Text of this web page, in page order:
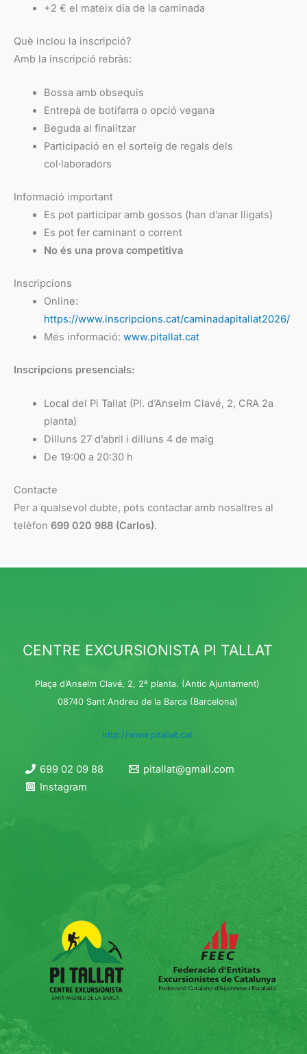
+2 € el mateix dia de la caminada
Què inclou la inscripció?
Amb la inscripció rebràs:
Bossa amb obsequis
Entrepà de botifarra o opció vegana
Beguda al finalitzar
Participació en el sorteig de regals dels
col·laboradors
Informació important
Es pot participar amb gossos (han d’anar lligats)
Es pot fer caminant o corrent
No és una prova competitiva
Inscripcions
Online:
https://www.inscripcions.cat/caminadapitallat2026/
Més informació: www.pitallat.cat
Inscripcions presencials:
Local del Pi Tallat (Pl. d’Anselm Clavé, 2, CRA 2a
planta)
Dilluns 27 d’abril i dilluns 4 de maig
De 19:00 a 20:30 h
Contacte
Per a qualsevol dubte, pots contactar amb nosaltres al
telèfon 699 020 988 (Carlos).
CENTRE EXCURSIONISTA PI TALLAT
Plaça d’Anselm Clavé, 2, 2ª planta. (Antic Ajuntament)
08740 Sant Andreu de la Barca (Barcelona)
http://www.pitallat.cat
699 02 09 88
pitallat@gmail.com
Instagram